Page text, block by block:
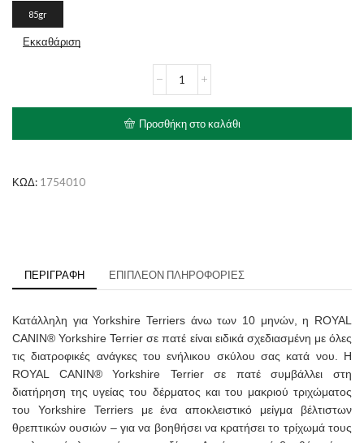
85gr
Εκκαθάριση
CANIN
Terrier
ποσότητα
Προσθήκη στο καλάθι
ΚΩΔ: 1754010
ΠΕΡΙΓΡΑΦΉ ΕΠΙΠΛΈΟΝ ΠΛΗΡΟΦΟΡΊΕΣ
Κατάλληλη για Yorkshire Terriers άνω των 10 μηνών, η ROYAL
CANIN® Yorkshire Terrier σε πατέ είναι ειδικά σχεδιασμένη με όλες
τις διατροφικές ανάγκες του ενήλικου σκύλου σας κατά νου. Η
ROYAL CANIN® Yorkshire Terrier σε πατέ συμβάλλει στη
διατήρηση της υγείας του δέρματος και του μακριού τριχώματος
του Yorkshire Terriers με ένα αποκλειστικό μείγμα βέλτιστων
θρεπτικών ουσιών – για να βοηθήσει να κρατήσει το τρίχωμά τους